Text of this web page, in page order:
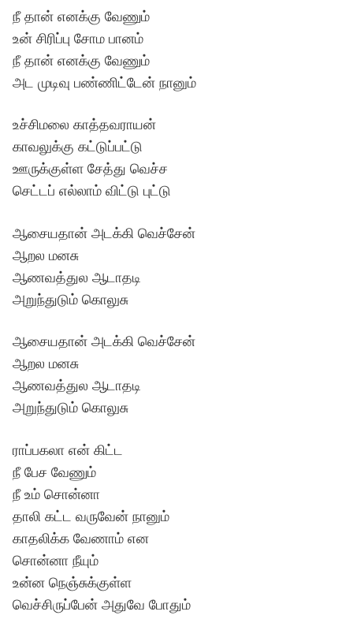
நீ தான் எனக்கு வேணும்
உன் சிரிப்பு சோம பானம்
நீ தான் எனக்கு வேணும்
அட முடிவு பண்ணிட்டேன் நானும்
உச்சிமலை காத்தவராயன்
காவலுக்கு கட்டுப்பட்டு
ஊருக்குள்ள சேத்து வெச்ச
செட்டப் எல்லாம் விட்டு புட்டு
ஆசையதான் அடக்கி வெச்சேன்
ஆறல மனசு
ஆணவத்துல ஆடாதடி
அறுந்துடும் கொலுசு
ஆசையதான் அடக்கி வெச்சேன்
ஆறல மனசு
ஆணவத்துல ஆடாதடி
அறுந்துடும் கொலுசு
ராப்பகலா என் கிட்ட
நீ பேச வேணும்
நீ உம் ​​சொன்னா
தாலி கட்ட வருவேன் நானும்
காதலிக்க வேணாம் என
சொன்னா நீயும்
உன்ன நெஞ்சுக்குள்ள
வெச்சிருப்பேன் அதுவே போதும்